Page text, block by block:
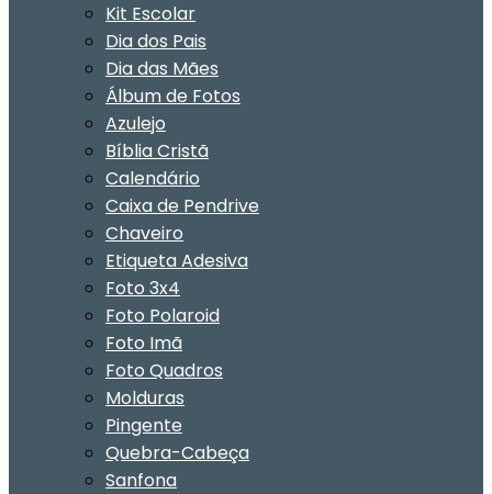
Kit Escolar
Dia dos Pais
Dia das Mães
Álbum de Fotos
Azulejo
Bíblia Cristã
Calendário
Caixa de Pendrive
Chaveiro
Etiqueta Adesiva
Foto 3x4
Foto Polaroid
Foto Imã
Foto Quadros
Molduras
Pingente
Quebra-Cabeça
Sanfona